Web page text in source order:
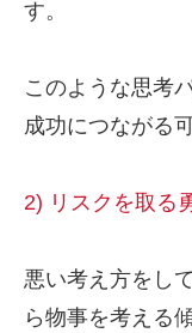
す。
このような思考
成功につながる
2) リスクを取る
悪い考え方をし
ら物事を考える